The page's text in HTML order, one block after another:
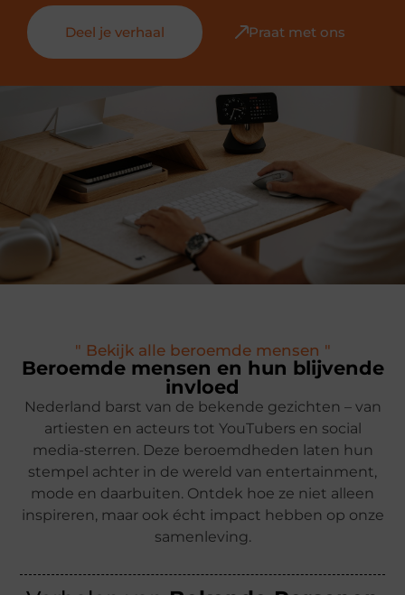
Deel je verhaal Praat met ons
" Bekijk alle beroemde mensen "
Beroemde mensen en hun blijvende
invloed
Nederland barst van de bekende gezichten – van
artiesten en acteurs tot YouTubers en social
media-sterren. Deze beroemdheden laten hun
stempel achter in de wereld van entertainment,
mode en daarbuiten. Ontdek hoe ze niet alleen
inspireren, maar ook écht impact hebben op onze
samenleving.